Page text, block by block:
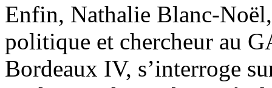
Enfin, Nathalie Blanc-
politique et chercheur au
Bordeaux IV, s’interroge